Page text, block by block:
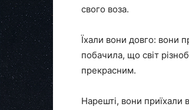
свого воза.
Їхали вони довго: вони
побачила, що світ
прекрасним.
Нарешті, вони приїхали